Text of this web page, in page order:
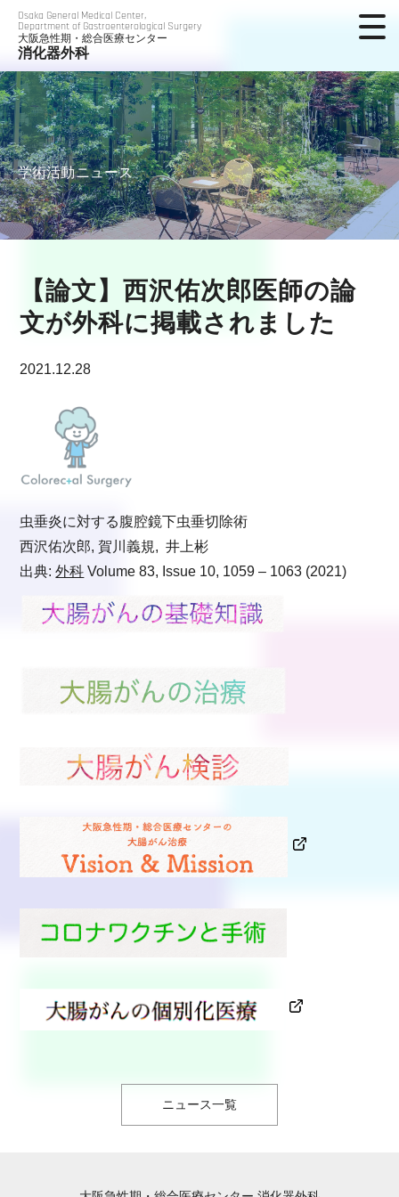
Osaka General Medical Center,
Department of Gastroenterological Surgery
大阪急性期・総合医療センター
消化器外科
学術活動ニュース
【論文】西沢佑次郎医師の論
文が外科に掲載されました
2021.12.28
虫垂炎に対する腹腔鏡下虫垂切除術
西沢佑次郎, 賀川義規, 井上彬
出典:外科 Volume 83, Issue 10, 1059 – 1063 (2021)
ニュース一覧